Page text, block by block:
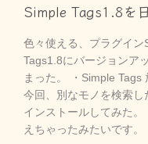
Simple Tags1.8を
色々使える、プラグイ
Tags1.8にバージョンア
まった。 ・Simple Tags
今回、別なモノを検索
インストールしてみた
えちゃったみたいです。